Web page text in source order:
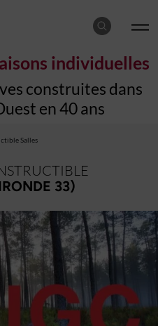
individuelles
construites dans
en 40 ans
Salles
33)